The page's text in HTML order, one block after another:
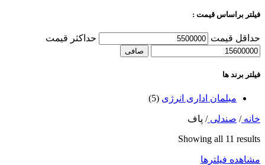
فیلتر براساس قیمت :
حداقل قیمت حداكثر قيمت
صافی
فیلتر برند ها
مبلمان اداری انرژی (5)
خانه/ صندلی/ پاف
Showing all 11 results
مشاهده فیلترها